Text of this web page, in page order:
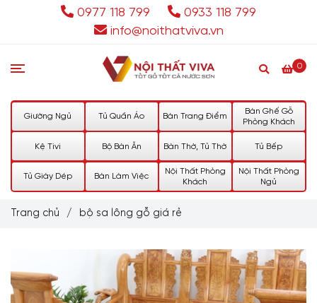
0977 118 799
0933 118 799
info@noithatviva.vn
0
Giường Ngủ Tủ Quần Áo Bàn Trang Điểm
Bàn Ghế Gỗ
Phòng Khách
Kệ Tivi Bộ Bàn Ăn Bàn Thờ, Tủ Thờ Tủ Bếp
Tủ Giày Dép Bàn Làm Việc
Nội Thất Phòng
Khách
Nội Thất Phòng
Ngủ
Trang chủ / bộ sa lông gỗ giá rẻ